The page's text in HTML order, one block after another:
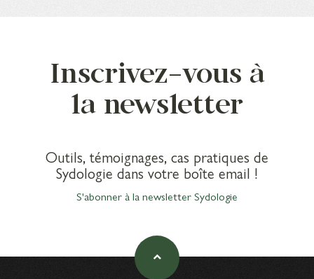
Inscrivez-vous à
la newsletter
Outils, témoignages, cas pratiques de
Sydologie dans votre boîte email !
S'abonner à la newsletter Sydologie